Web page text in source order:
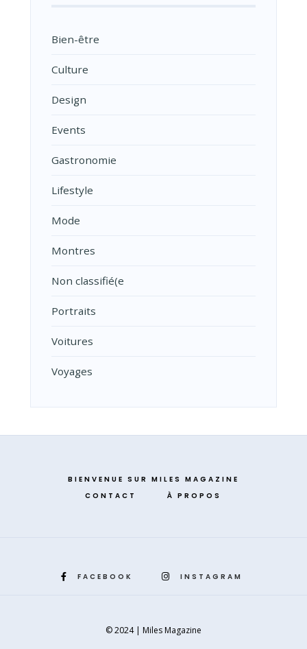
Bien-être
Culture
Design
Events
Gastronomie
Lifestyle
Mode
Montres
Non classifié(e
Portraits
Voitures
Voyages
BIENVENUE SUR MILES MAGAZINE
CONTACT
À PROPOS
FACEBOOK INSTAGRAM
© 2024 | Miles Magazine